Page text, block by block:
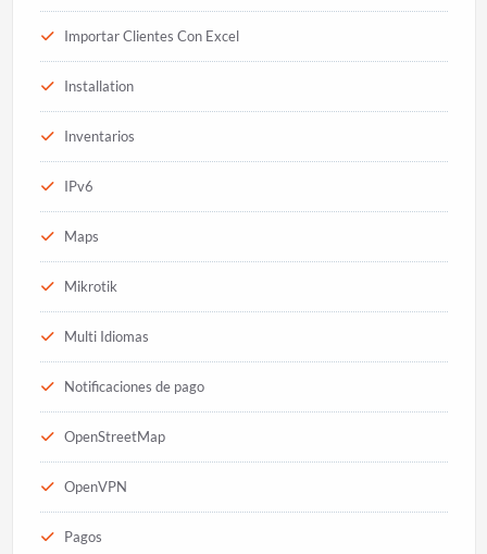
Importar Clientes Con Excel
Installation
Inventarios
IPv6
Maps
Mikrotik
Multi Idiomas
Notificaciones de pago
OpenStreetMap
OpenVPN
Pagos